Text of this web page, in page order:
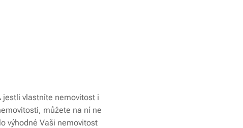
jestli vlastníte nemovitost i
můžete na ní ne
výhodné Vaši nemovitost